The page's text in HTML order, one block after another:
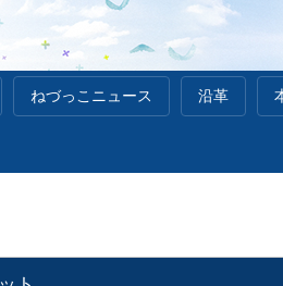
ねづっこニュース 沿革